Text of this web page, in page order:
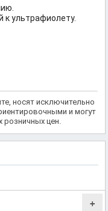
к ультрафиолету.
носят исключительно
и могут
розничных цен.